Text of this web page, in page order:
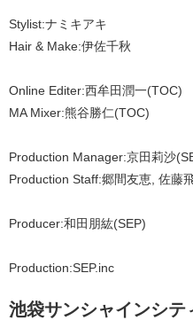
Stylist:ナミキアキ
Hair & Make:伊佐千秋
Online Editer:西牟田潤一(TOC)
MA Mixer:熊谷勝仁(TOC)
Production Manager:京田莉沙
Production Staff:郷間友恵, 佐藤
Producer:和田朋紘(SEP)
Production:SEP.inc
池袋サンシャインシテ